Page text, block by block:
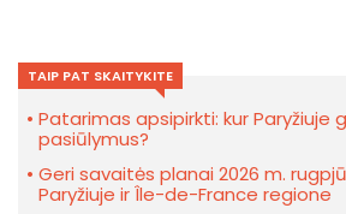
TAIP PAT SKAITYKITE
Patarimas apsipirkti: kur Paryžiuje
pasiūlymus?
Geri savaitės planai 2026 m.
Paryžiuje ir Île-de-France regione